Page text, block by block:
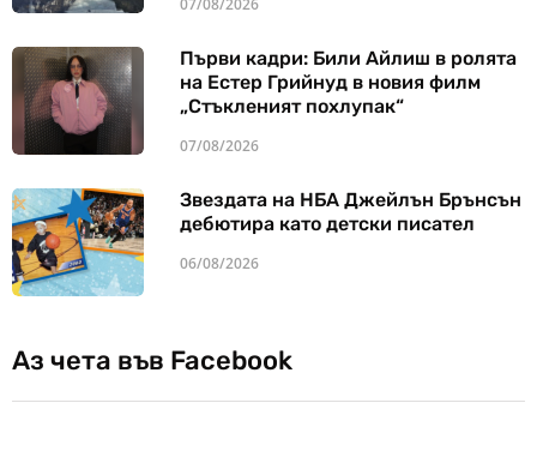
07/08/2026
Първи кадри: Били Айлиш в ролята
на Естер Грийнуд в новия филм
„Стъкленият похлупак“
07/08/2026
Звездата на НБА Джейлън Брънсън
дебютира като детски писател
06/08/2026
Аз чета във Facebook